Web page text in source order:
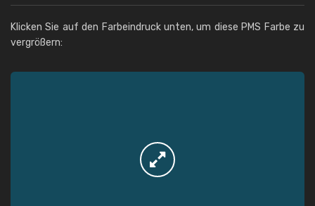
Klicken Sie auf den Farbeindruck unten, um diese PMS Farbe zu
vergrößern: